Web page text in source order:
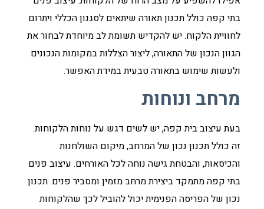
בתי קפה כולל תכנון תאורה שיתאים לסגנון הכללי ויתרום
לחוויית הלקוח. יש להקדיש תשומת לב מיוחדת לבחור את
הגוון הנכון של התאורה, ליצור הצללות במקומות הנכונים
ולעשות שימוש בתאורה טבעית במידת האפשר.
מרחב ונוחות
בעת עיצוב בית קפה, יש לשים דגש על נוחות הלקוחות.
זה כולל תכנון נכון של המרחב, מיקום השולחנות
והכיסאות, והבטחת גישה נוחה לכל האורחים. עיצוב פנים
בתי קפה מתמקד ביצירת מרחב מזמין ומסביר פנים. תכנון
נכון של הפריסה הפנימית יכול להוביל לכך שהלקוחות